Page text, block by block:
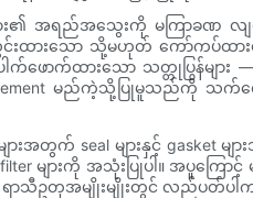
များ၏ အရည်အသွေးကို မကြာခဏ
ထားသော သို့မဟုတ် ကော်ကပ်ထားသ
ေါက်ဖောက်ထားသော သတ္တုပြွန်
မည်ကဲ့သို့ပြုမူသည်ကို သက်ရော
ားအတွက် seal များနှင့်
များကို အသုံးပြုပါ။ အပူကြေ
တုအမျိုးမျိုးတွင် လည်ပတ်ပါက anti-